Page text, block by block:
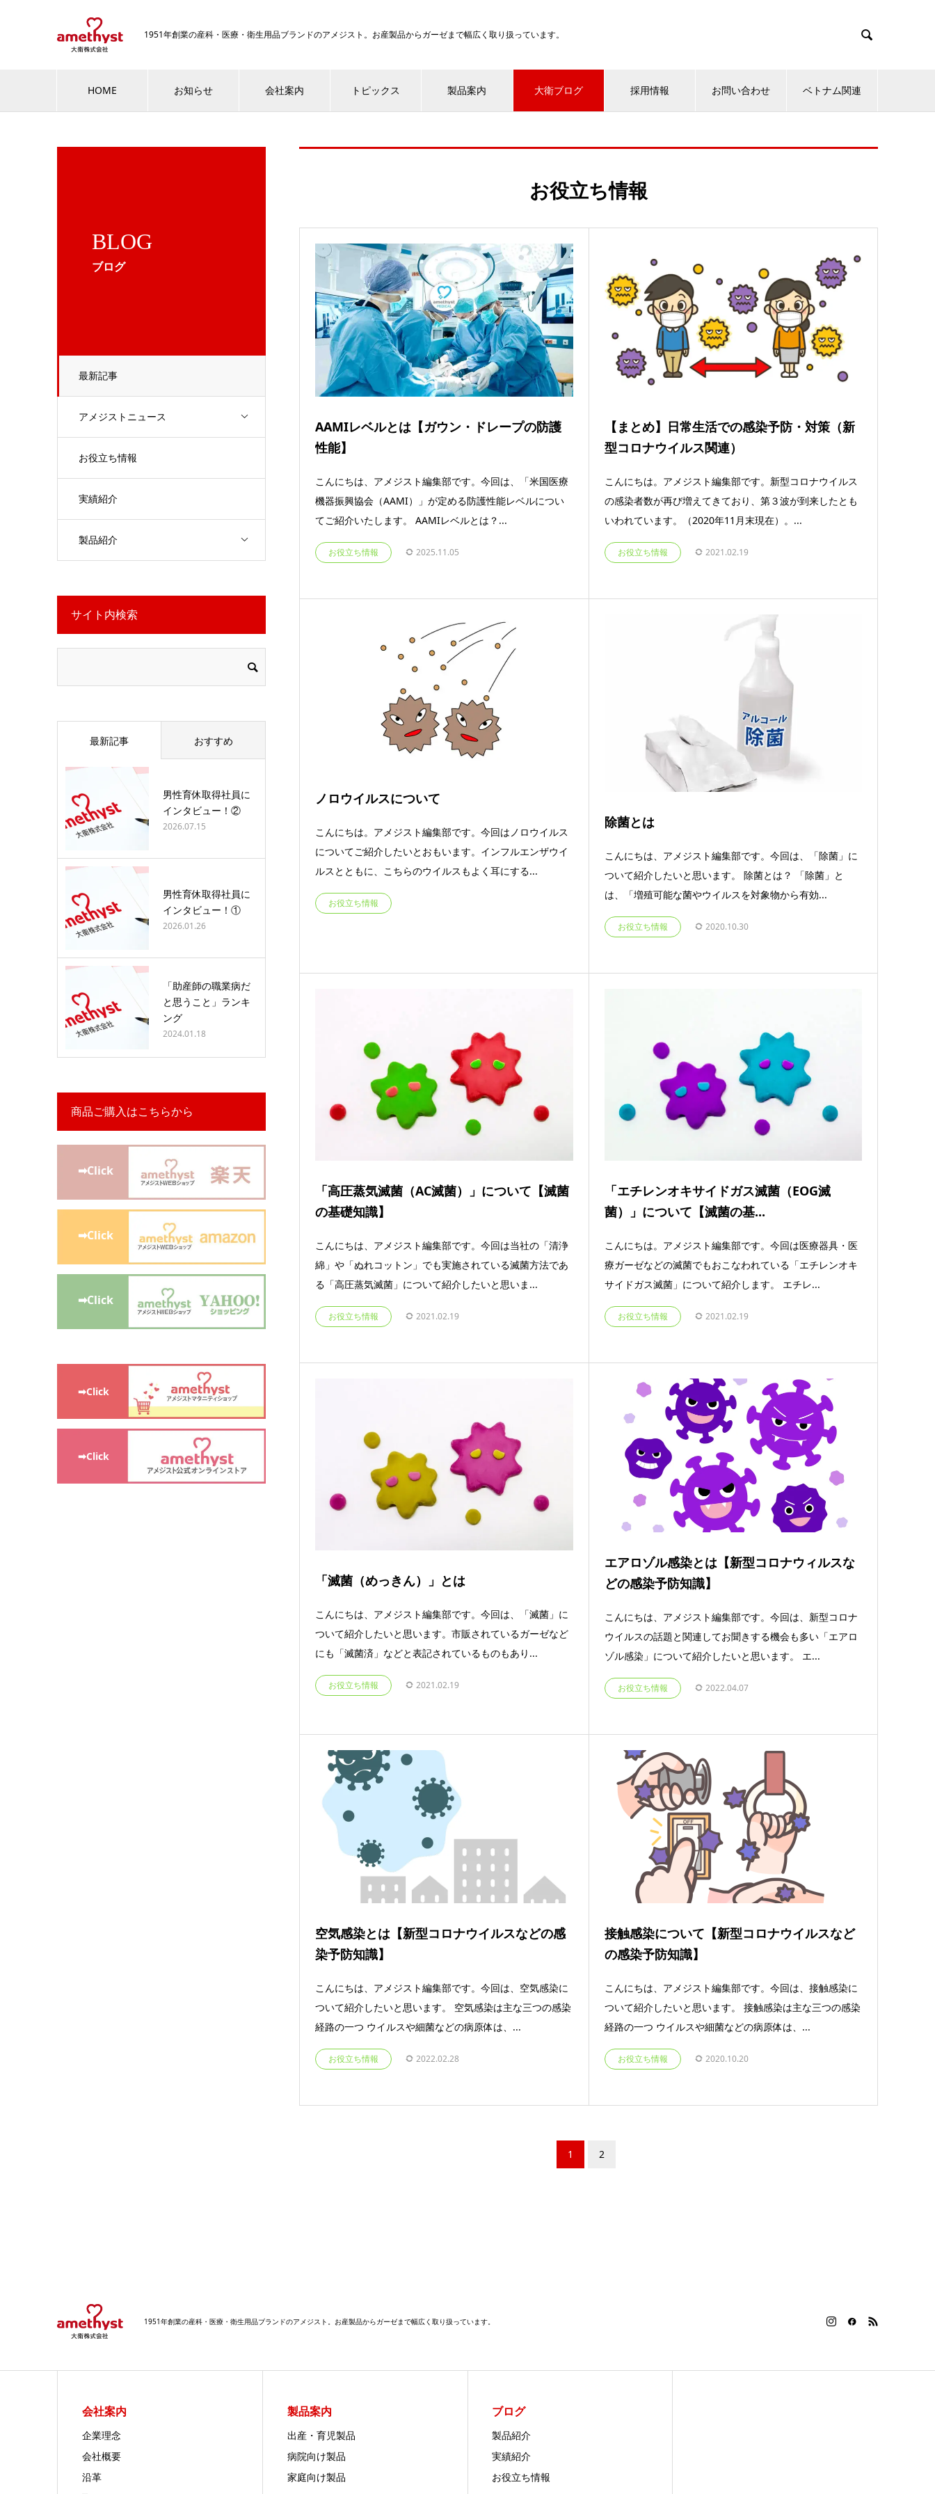
1951年創業の産科・医療・衛生用品ブランドのアメジスト。お産製品からガーゼまで幅広く取り扱っています。 
HOME お知らせ 会社案内 トピックス 製品案内 大衛ブログ 採用情報 お問い合わせ ベトナム関連
BLOG
ブログ
最新記事
アメジストニュース
お役立ち情報
実績紹介
製品紹介
お役立ち情報
AAMIレベルとは【ガウン・ドレープの防護
性能】
こんにちは、アメジスト編集部です。今回は、「米国医療
機器振興協会（AAMI）」が定める防護性能レベルについ
てご紹介いたします。 AAMIレベルとは？...
お役立ち情報 2025.11.05
【まとめ】日常生活での感染予防・対策（新
型コロナウイルス関連）
こんにちは。アメジスト編集部です。新型コロナウイルス
の感染者数が再び増えてきており、第３波が到来したとも
いわれています。（2020年11月末現在）。...
お役立ち情報 2021.02.19
ノロウイルスについて
こんにちは。アメジスト編集部です。今回はノロウイルス
についてご紹介したいとおもいます。インフルエンザウイ
ルスとともに、こちらのウイルスもよく耳にする...
お役立ち情報
除菌とは
こんにちは、アメジスト編集部です。今回は、「除菌」に
ついて紹介したいと思います。 除菌とは？ 「除菌」と
は、「増殖可能な菌やウイルスを対象物から有効...
お役立ち情報 2020.10.30
「高圧蒸気滅菌（AC滅菌）」について【滅菌
の基礎知識】
こんにちは、アメジスト編集部です。今回は当社の「清浄
綿」や「ぬれコットン」でも実施されている滅菌方法であ
る「高圧蒸気滅菌」について紹介したいと思いま...
お役立ち情報 2021.02.19
「エチレンオキサイドガス滅菌（EOG滅
菌）」について【滅菌の基...
こんにちは。アメジスト編集部です。今回は医療器具・医
療ガーゼなどの滅菌でもおこなわれている「エチレンオキ
サイドガス滅菌」について紹介します。 エチレ...
お役立ち情報 2021.02.19
「滅菌（めっきん）」とは
こんにちは、アメジスト編集部です。今回は、「滅菌」に
ついて紹介したいと思います。市販されているガーゼなど
にも「滅菌済」などと表記されているものもあり...
お役立ち情報 2021.02.19
エアロゾル感染とは【新型コロナウィルスな
どの感染予防知識】
こんにちは、アメジスト編集部です。今回は、新型コロナ
ウイルスの話題と関連してお聞きする機会も多い「エアロ
ゾル感染」について紹介したいと思います。 エ...
お役立ち情報 2022.04.07
空気感染とは【新型コロナウイルスなどの感
染予防知識】
こんにちは、アメジスト編集部です。今回は、空気感染に
ついて紹介したいと思います。 空気感染は主な三つの感染
経路の一つ ウイルスや細菌などの病原体は、...
お役立ち情報 2022.02.28
接触感染について【新型コロナウイルスなど
の感染予防知識】
こんにちは、アメジスト編集部です。今回は、接触感染に
ついて紹介したいと思います。 接触感染は主な三つの感染
経路の一つ ウイルスや細菌などの病原体は、...
お役立ち情報 2020.10.20
1 2
サイト内検索
最新記事 おすすめ
男性育休取得社員に
インタビュー！②
2026.07.15
男性育休取得社員に
インタビュー！①
2026.01.26
「助産師の職業病だ
と思うこと」ランキ
ング
2024.01.18
商品ご購入はこちらから
➡Click
➡Click
➡Click
➡Click
➡Click
1951年創業の産科・医療・衛生用品ブランドのアメジスト。お産製品からガーゼまで幅広く取り扱っています。
会社案内
企業理念
会社概要
沿革
製品案内
出産・育児製品
病院向け製品
家庭向け製品
ブログ
製品紹介
実績紹介
お役立ち情報